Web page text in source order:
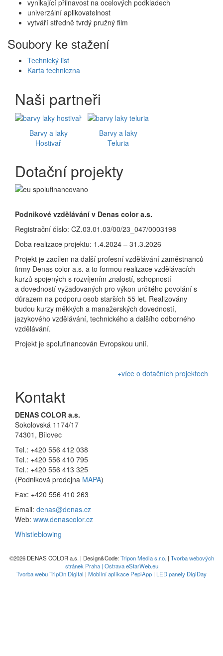
vynikající přilnavost na ocelových podkladech
univerzální aplikovatelnost
vytváří středně tvrdý pružný film
Soubory ke stažení
Technický list
Karta techniczna
Naši partneři
Barvy a laky
Hostivař
Barvy a laky
Teluria
Dotační projekty
Podnikové vzdělávání v Denas color a.s.
Registrační číslo: CZ.03.01.03/00/23_047/0003198
Doba realizace projektu: 1.4.2024 – 31.3.2026
Projekt je zacílen na další profesní vzdělávání zaměstnanců
firmy Denas color a.s. a to formou realizace vzdělávacích
kurzů spojených s rozvíjením znalostí, schopností
a dovedností vyžadovaných pro výkon určitého povolání s
důrazem na podporu osob starších 55 let. Realizovány
budou kurzy měkkých a manažerských dovedností,
jazykového vzdělávání, technického a dalšího odborného
vzdělávání.
Projekt je spolufinancován Evropskou unií.
+více o dotačních projektech
Kontakt
DENAS COLOR a.s.
Sokolovská 1174/17
74301, Bílovec
Tel.: +420 556 412 038
Tel.: +420 556 410 795
Tel.: +420 556 413 325
(Podniková prodejna MAPA)
Fax: +420 556 410 263
Email: denas@denas.cz
Web: www.denascolor.cz
Whistleblowing
©2026 DENAS COLOR a.s. | Design&Code:Tripon Media s.r.o. | Tvorba webových
stránek Praha | Ostrava eStarWeb.eu
Tvorba webu TripOn Digital | Mobilní aplikace PepiApp | LED panely DigiDay